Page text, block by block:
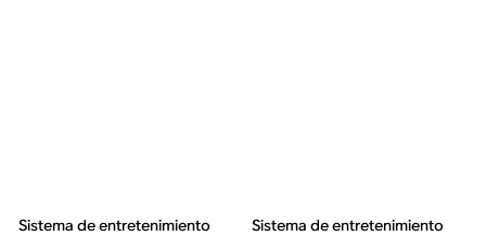
Sistema de entretenimiento
Sistema de entretenimiento